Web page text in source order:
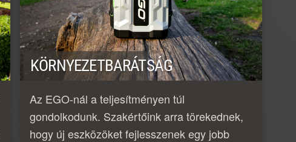
KÖRNYEZETBARÁTSÁG
Az EGO-nál a teljesítményen túl
gondolkodunk. Szakértőink arra törekednek,
hogy új eszközöket fejlesszenek egy jobb